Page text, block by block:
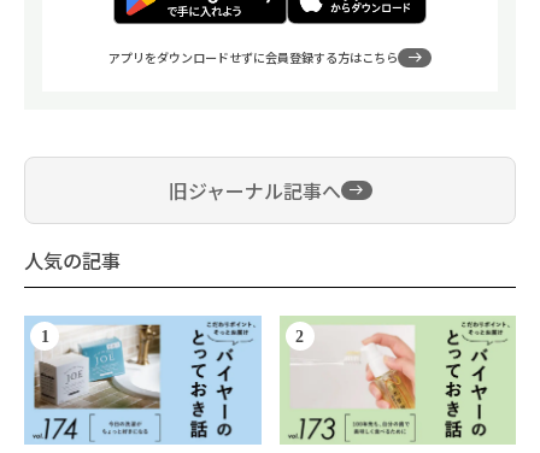
アプリをダウンロードせずに会員登録する方はこちら
旧ジャーナル記事へ
人気の記事
1 2